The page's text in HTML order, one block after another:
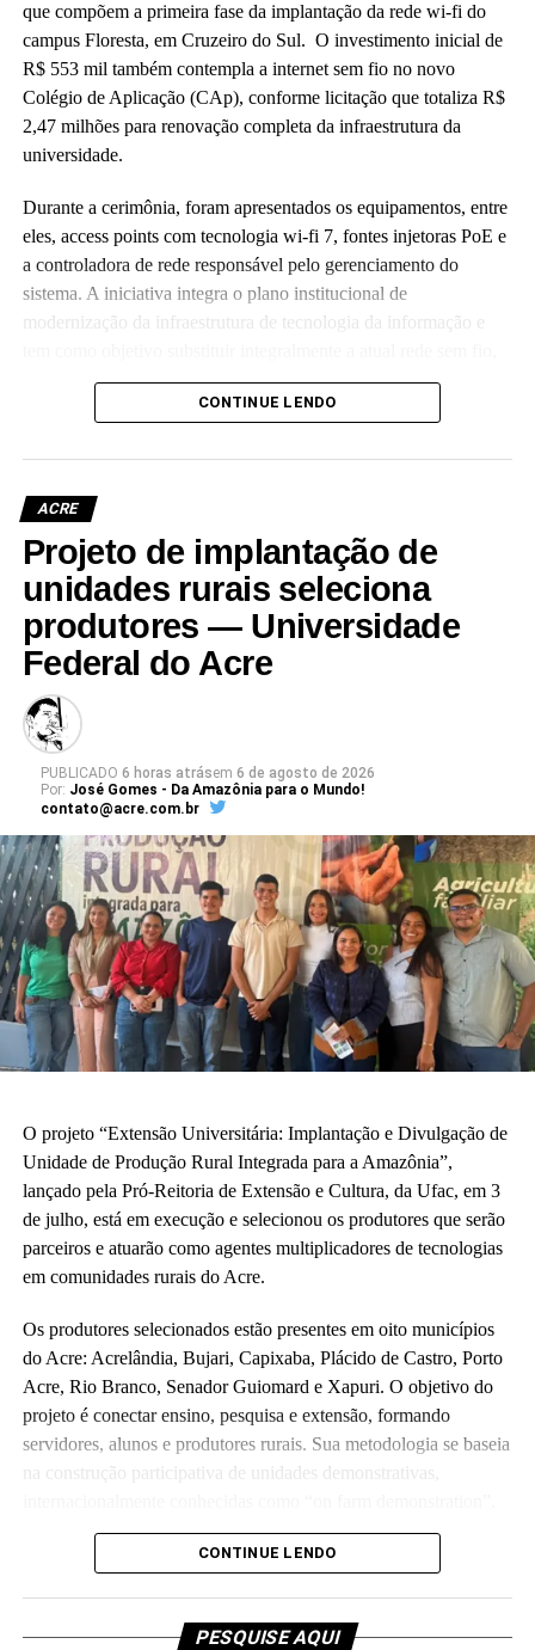
que compõem a primeira fase da implantação da rede wi-fi do
campus Floresta, em Cruzeiro do Sul. O investimento inicial de
R$ 553 mil também contempla a internet sem fio no novo
Colégio de Aplicação (CAp), conforme licitação que totaliza R$
2,47 milhões para renovação completa da infraestrutura da
universidade.
Durante a cerimônia, foram apresentados os equipamentos, entre
eles, access points com tecnologia wi-fi 7, fontes injetoras PoE e
a controladora de rede responsável pelo gerenciamento do
sistema. A iniciativa integra o plano institucional de
modernização da infraestrutura de tecnologia da informação e
que já não atende às crescentes demandas acadêmicas e
administrativas da universidade.
Leia Mais: UFAC
CONTINUE LENDO
ACRE
Projeto de implantação de
unidades rurais seleciona
produtores — Universidade
Federal do Acre
PUBLICADO 6 horas atrásem 6 de agosto de 2026
Por: José Gomes - Da Amazônia para o Mundo!
contato@acre.com.br
O projeto “Extensão Universitária: Implantação e Divulgação de
Unidade de Produção Rural Integrada para a Amazônia”,
lançado pela Pró-Reitoria de Extensão e Cultura, da Ufac, em 3
de julho, está em execução e selecionou os produtores que serão
parceiros e atuarão como agentes multiplicadores de tecnologias
em comunidades rurais do Acre.
Os produtores selecionados estão presentes em oito municípios
do Acre: Acrelândia, Bujari, Capixaba, Plácido de Castro, Porto
Acre, Rio Branco, Senador Guiomard e Xapuri. O objetivo do
projeto é conectar ensino, pesquisa e extensão, formando
servidores, alunos e produtores rurais. Sua metodologia se baseia
na construção participativa de unidades demonstrativas,
Orçado em R$ 5,7 milhões e executado em parceria com a
recurso para melhorias de laboratórios e unidades de ensino da
CONTINUE LENDO
PESQUISE AQUI